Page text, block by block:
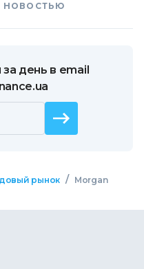
НОВОСТЬЮ
день в email
рынок /
Morgan